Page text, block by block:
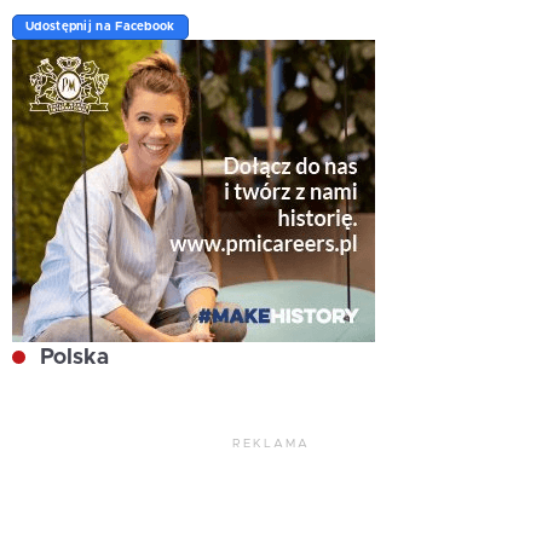
Udostępnij na Facebook
Polska
REKLAMA